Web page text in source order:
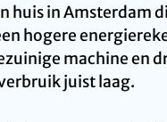
huis in Amsterdam
hogere
machine en
juist laag.